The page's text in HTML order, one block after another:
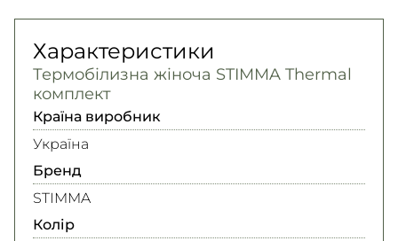
Характеристики
Термобілизна жіноча STIMMA Thermal
комплект
Країна виробник
Україна
Бренд
STIMMA
Колір